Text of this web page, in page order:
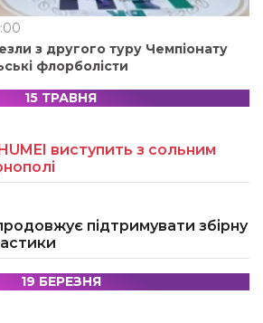
з другого туру Чемпіонату
флорболісти
15 ТРАВНЯ
виступить з сольним
підтримувати збірну
19 БЕРЕЗНЯ